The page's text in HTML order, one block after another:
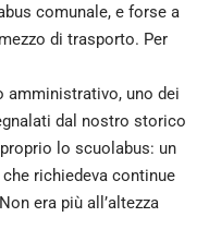
comunale, e forse a
di trasporto. Per
amministrativo, uno dei
dal nostro storico
lo scuolabus: un
richiedeva continue
era più all’altezza